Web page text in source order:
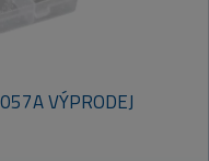
VÝPRODEJ